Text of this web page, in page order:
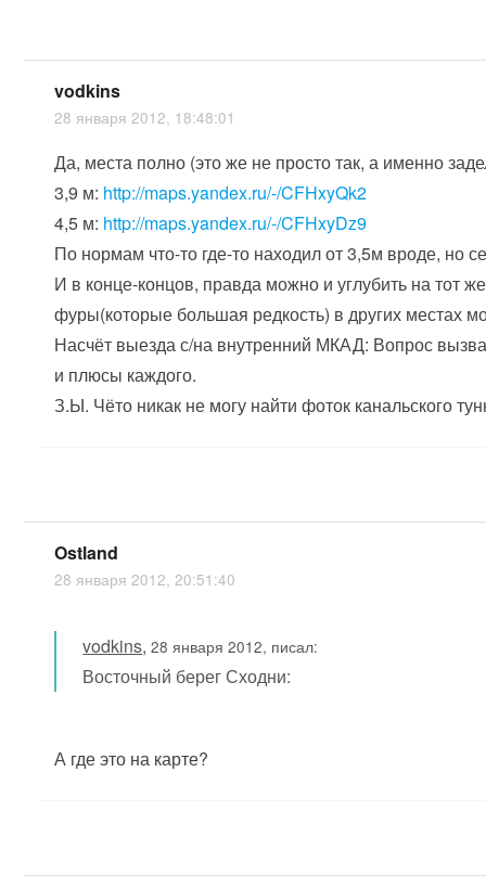
vodkins
28 января 2012, 18:48:01
Да, места полно (это же не просто так, а именно
3,9 м: http://maps.yandex.ru/-/CFHxyQk2
4,5 м: http://maps.yandex.ru/-/CFHxyDz9
По нормам что-то где-то находил от 3,5м вроде, но
И в конце-концов, правда можно и углубить на тот
фуры(которые большая редкость) в других местах
Насчёт выезда с/на внутренний МКАД: Вопрос
и плюсы каждого.
З.Ы. Чёто никак не могу найти фоток канальского
Ostland
28 января 2012, 20:51:40
vodkins,28 января 2012, писал:
Восточный берег Сходни:
А где это на карте?